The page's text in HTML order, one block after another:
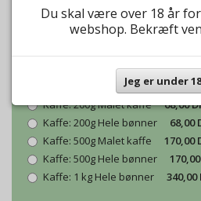
En høj kvalitet Arabica bønne, med
Mere information
Kaffe:200g Malet kaffe
68,00
Kaffe: 200g Hele bønner
68,00
Kaffe: 500g Malet kaffe
170,00
Kaffe: 500g Hele bønner
Kaffe: 1 kg Hele bønner 340,00
Du skal være over 18 år
webshop. Bekræft
Jeg er under